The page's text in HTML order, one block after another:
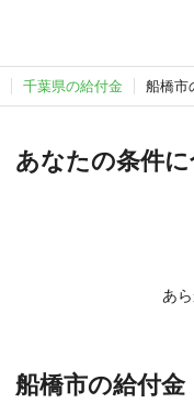
千葉県の給付金 船橋市
あなたの条件
あ
船橋市の給付金